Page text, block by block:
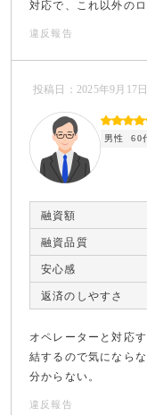
対応で、これ以外の
違反報告
投稿日：2025年9月17日
男性 60
融資額
融資品質
安心感
返済のしやすさ
オペレーターと対応
結するので気になら
分からない。
違反報告